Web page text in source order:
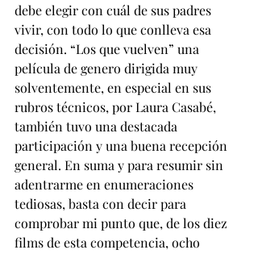
debe elegir con cuál de sus padres
vivir, con todo lo que conlleva esa
decisión. “Los que vuelven” una
película de genero dirigida muy
solventemente, en especial en sus
rubros técnicos, por Laura Casabé,
también tuvo una destacada
participación y una buena recepción
general. En suma y para resumir sin
adentrarme en enumeraciones
tediosas, basta con decir para
comprobar mi punto que, de los diez
films de esta competencia, ocho